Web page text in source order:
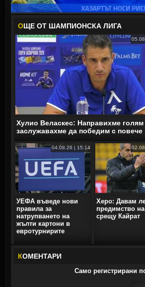
ОЩЕ ОТ ШАМПИОНСКА ЛИГА
Хулио Веласкес: Направихме голям
заслужавахме да победим с повече
04.08.26 | 15:14
УЕФА въведе нови
правила за
натрупването на
жълти картони в
евротурнирите
Херо: Давам
предимство
срещу Кайрат
КОМЕНТАРИ
Само регистрирани